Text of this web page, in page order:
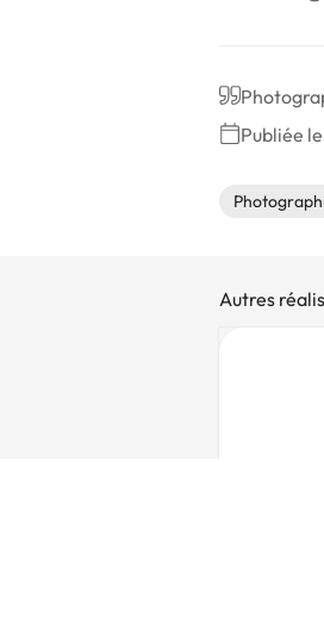
Publiée
Autres